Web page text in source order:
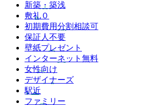
新築・築浅
敷礼０
初期費用分割相談可
保証人不要
壁紙プレゼント
インターネット無料
女性向け
デザイナーズ
駅近
ファミリー